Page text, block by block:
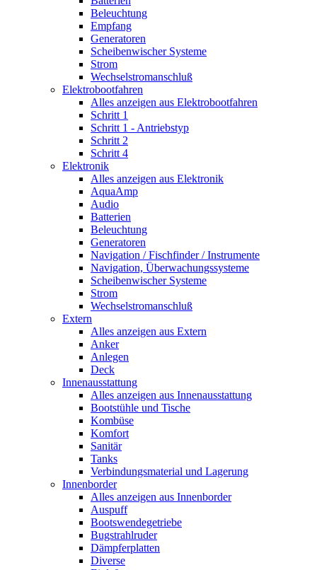
Beleuchtung
Empfang
Generatoren
Scheibenwischer Systeme
Strom
Wechselstromanschluß
Elektrobootfahren
Alles anzeigen aus Elektrobootfahren
Schritt 1
Schritt 1 - Antriebstyp
Schritt 2
Schritt 4
Elektronik
Alles anzeigen aus Elektronik
AquaAmp
Audio
Batterien
Beleuchtung
Generatoren
Navigation / Fischfinder / Instrumente
Navigation, Überwachungssysteme
Scheibenwischer Systeme
Strom
Wechselstromanschluß
Extern
Alles anzeigen aus Extern
Anker
Anlegen
Deck
Innenausstattung
Alles anzeigen aus Innenausstattung
Bootstühle und Tische
Kombüse
Komfort
Sanitär
Tanks
Verbindungsmaterial und Lagerung
Innenborder
Alles anzeigen aus Innenborder
Auspuff
Bootswendegetriebe
Bugstrahlruder
Dämpferplatten
Diverse